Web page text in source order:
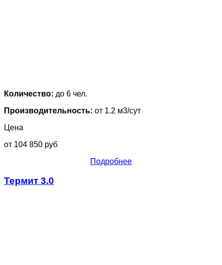
Количество: до 6 чел.
Производительность: от 1.2 м3/сут
Цена
от 104 850 руб
Подробнее
Термит 3.0